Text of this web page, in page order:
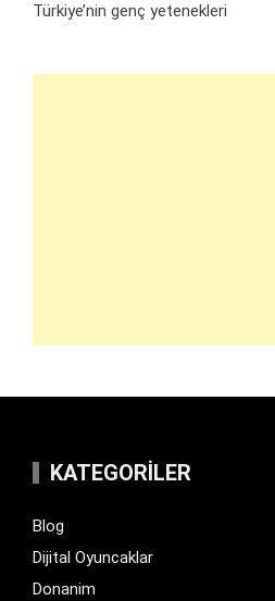
Türkiye’nin genç yetenekleri
KATEGORILER
Blog
Dijital Oyuncaklar
Donanim